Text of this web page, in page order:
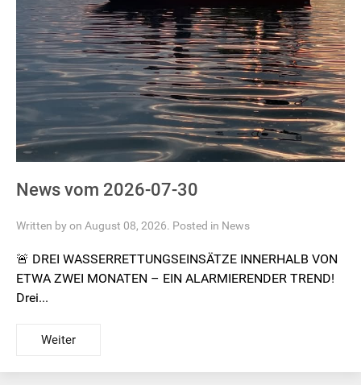
News vom 2026-07-30
Written by on August 08, 2026. Posted in News
🚨 DREI WASSERRETTUNGSEINSÄTZE INNERHALB VON
ETWA ZWEI MONATEN – EIN ALARMIERENDER TREND!
Drei...
Weiter